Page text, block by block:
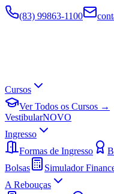
(83) 99863-1100
Cursos
Ver Todos os Cursos →
VestibularNOVO
Ingresso
Formas de Ingresso
Bolsas
Simulador
A Rebouças